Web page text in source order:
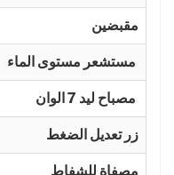
مقبضين
زر تعديل الضغط
مصفاة للشفاط